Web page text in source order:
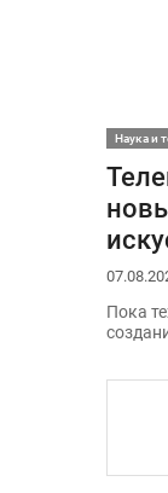
Наука и
Пока